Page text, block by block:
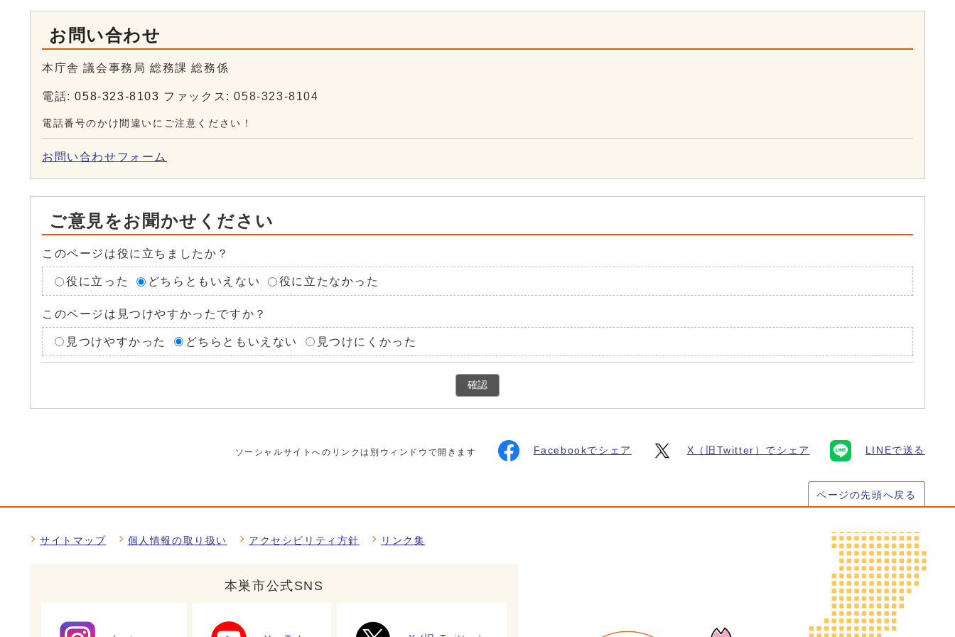
お問い合わせ
本庁舎 議会事務局 総務課 総務係
電話:058-323-8103 ファックス: 058-323-8104
電話番号のかけ間違いにご注意ください！
お問い合わせフォーム
ご意見をお聞かせください
このページは役に立ちましたか？
役に立った どちらともいえない 役に立たなかった
このページは見つけやすかったですか？
見つけやすかった どちらともいえない 見つけにくかった
確認
ソーシャルサイトへのリンクは別ウィンドウで開きます Facebookでシェア X（旧Twitter）でシェア LINEで送る
ページの先頭へ戻る
サイトマップ 個人情報の取り扱い アクセシビリティ方針 リンク集
本巣市公式SNS